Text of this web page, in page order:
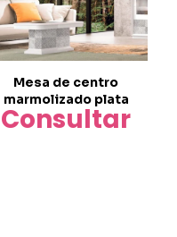
Mesa de centro
marmolizado plata
Consultar